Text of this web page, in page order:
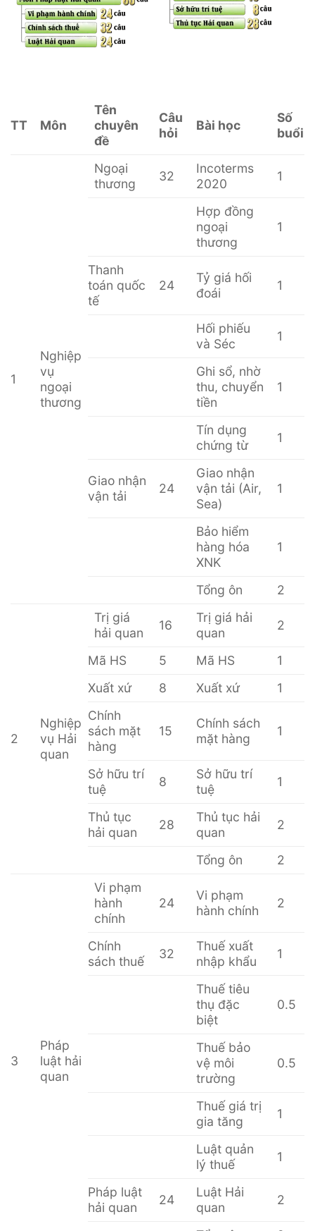
TT Môn
Tên
chuyên
đề
Câu
hỏi
Bài học
Số
buổi
1
Nghiệp
vụ
ngoại
thương
Ngoại
thương
32
Incoterms
2020
1
Hợp đồng
ngoại
thương
1
Thanh
toán quốc
tế
24
Tỷ giá hối
đoái
1
Hối phiếu
và Séc
1
Ghi sổ, nhờ
thu, chuyển
tiền
1
Tín dụng
chứng từ
1
Giao nhận
vận tải
24
Giao nhận
vận tải (Air,
Sea)
1
Bảo hiểm
hàng hóa
XNK
1
Tổng ôn 2
2
Nghiệp
vụ Hải
quan
Trị giá
hải quan
16
Trị giá hải
quan
2
Mã HS 5 Mã HS
1
Xuất xứ
8 Xuất xứ
1
Chính
sách mặt
hàng
15
Chính sách
mặt hàng
1
Sở hữu trí
tuệ
8
Sở hữu trí
tuệ
1
Thủ tục
hải quan
28
Thủ tục hải
quan
2
Tổng ôn 2
3
Pháp
luật hải
quan
Vi phạm
hành
chính
24
Vi phạm
hành chính
2
Chính
sách thuế
32
Thuế xuất
nhập khẩu
1
Thuế tiêu
thụ đặc
biệt
0.5
Thuế bảo
vệ môi
trường
0.5
Thuế giá trị
gia tăng
1
Luật quản
lý thuế
1
Pháp luật
hải quan
24
Luật Hải
quan
2